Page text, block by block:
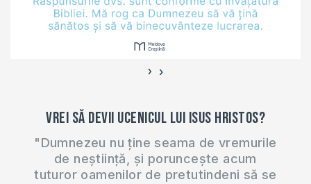
‹ ›
Vrei să devii ucenicul lui Isus Hristos?
"Dumnezeu nu ține seama de vremurile
de neștiință, și poruncește acum
tuturor oamenilor de pretutindeni să se